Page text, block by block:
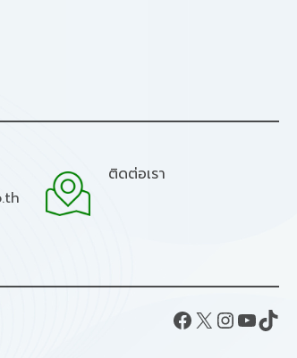
ติดต่อเรา
Facebook X InstagramYouTube TikTok